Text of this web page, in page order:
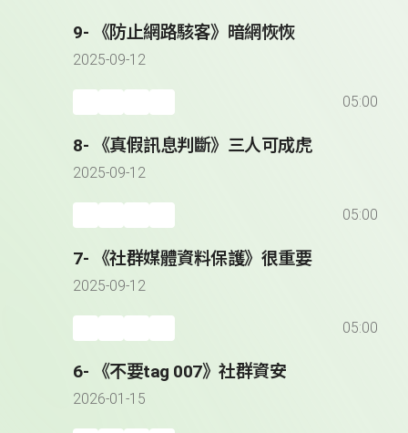
9- 《防止網路駭客》暗網恢恢
2025-09-12
05:00
8- 《真假訊息判斷》三人可成虎
2025-09-12
05:00
7- 《社群媒體資料保護》很重要
2025-09-12
05:00
6- 《不要tag 007》社群資安
2026-01-15